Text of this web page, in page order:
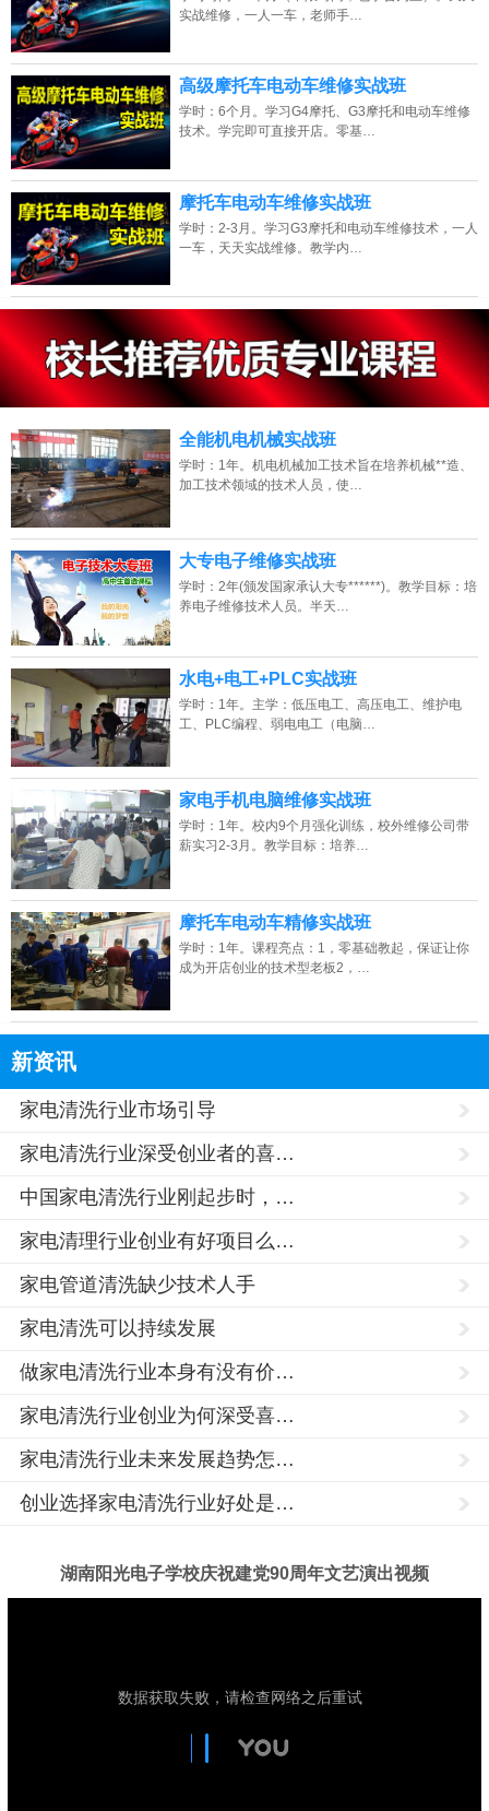
实战维修，一人一车，老师手…
高级摩托车电动车维修实战班
学时：6个月。学习G4摩托、G3摩托和电动车维修
技术。学完即可直接开店。零基…
摩托车电动车维修实战班
学时：2-3月。学习G3摩托和电动车维修技术，一人
一车，天天实战维修。教学内…
点击免费咨询电话：13807313137
全能机电机械实战班
学时：1年。机电机械加工技术旨在培养机械**造、
加工技术领域的技术人员，使…
大专电子维修实战班
学时：2年(颁发国家承认大专******)。教学目标：培
养电子维修技术人员。半天…
水电+电工+PLC实战班
学时：1年。主学：低压电工、高压电工、维护电
工、PLC编程、弱电电工（电脑…
家电手机电脑维修实战班
学时：1年。校内9个月强化训练，校外维修公司带
薪实习2-3月。教学目标：培养…
摩托车电动车精修实战班
学时：1年。课程亮点：1，零基础教起，保证让你
成为开店创业的技术型老板2，…
新资讯
家电清洗行业市场引导
家电清洗行业深受创业者的喜…
中国家电清洗行业刚起步时，…
家电清理行业创业有好项目么…
家电管道清洗缺少技术人手
家电清洗可以持续发展
做家电清洗行业本身有没有价…
家电清洗行业创业为何深受喜…
家电清洗行业未来发展趋势怎…
创业选择家电清洗行业好处是…
湖南阳光电子学校庆祝建党90周年文艺演出视频
电
培